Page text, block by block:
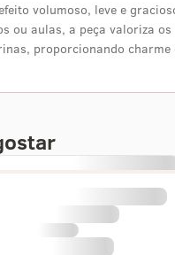
volumoso, leve e
ou aulas, a peça valoriza os
proporcionando charme